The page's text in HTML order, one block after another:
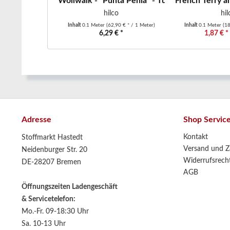
hilco
Inhalt 0.1 Meter (62,90 € * / 1 Meter)
6,29 € *
Inhalt0.1 Meter
1,87 € *
Adresse
Stoffmarkt Hastedt
Neidenburger Str. 20
DE-28207 Bremen
Öffnungszeiten Ladengeschäft
& Servicetelefon:
Mo.-Fr. 09-18:30 Uhr
Sa. 10-13 Uhr
Shop
Kontakt
Versand und
AGB